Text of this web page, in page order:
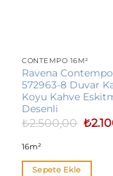
CONTEMPO 16M²
Ravena Contempo
572963-8 Duvar
Koyu Kahve
Desenli
₺2.500,00
fiyat:
₺
16m²
Sepete Ekle